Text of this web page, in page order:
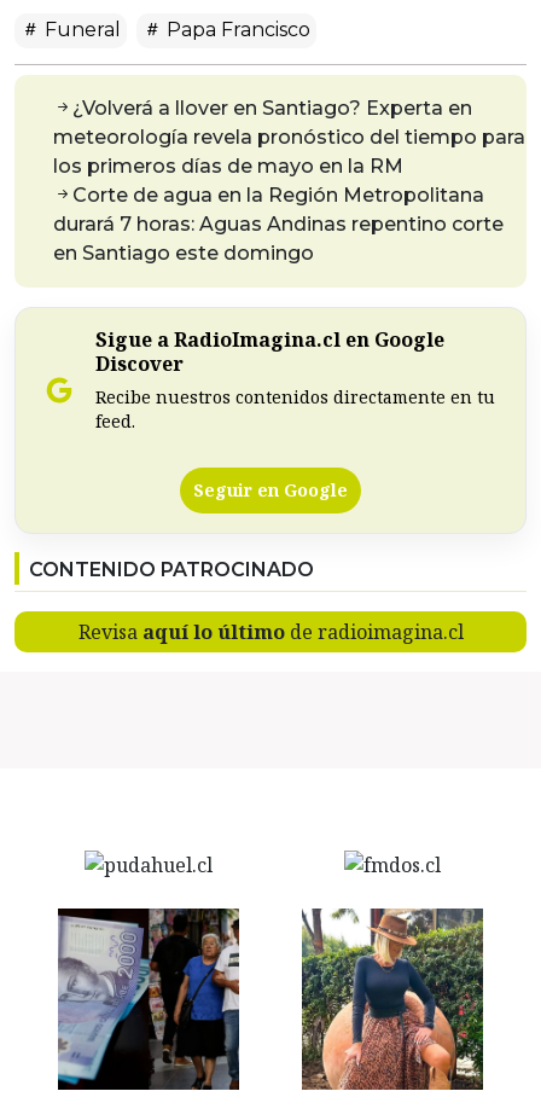
Funeral Papa Francisco
¿Volverá a llover en Santiago? Experta en
meteorología revela pronóstico del tiempo para
los primeros días de mayo en la RM
Corte de agua en la Región Metropolitana
durará 7 horas: Aguas Andinas repentino corte
en Santiago este domingo
Sigue a RadioImagina.cl en Google
Discover
Recibe nuestros contenidos directamente en tu
feed.
Seguir en Google
CONTENIDO PATROCINADO
Revisa aquí lo últimode radioimagina.cl